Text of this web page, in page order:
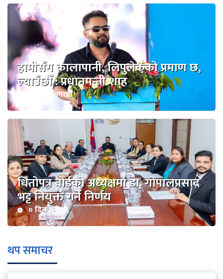
हामीसँग कालापानी, लिपुलेकको प्रमाण छ,
ल्याउँछौँ : प्रधानमन्त्री शाह
४८ दिन अगाडी
धितोपत्र बोर्डको अध्यक्षमा डा. गोपालप्रसाद
भट्ट नियुक्त गर्ने निर्णय
० दिन अगाडी
थप समाचर